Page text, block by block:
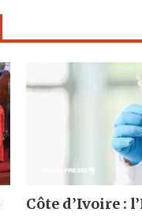
Côte d’Ivoire :